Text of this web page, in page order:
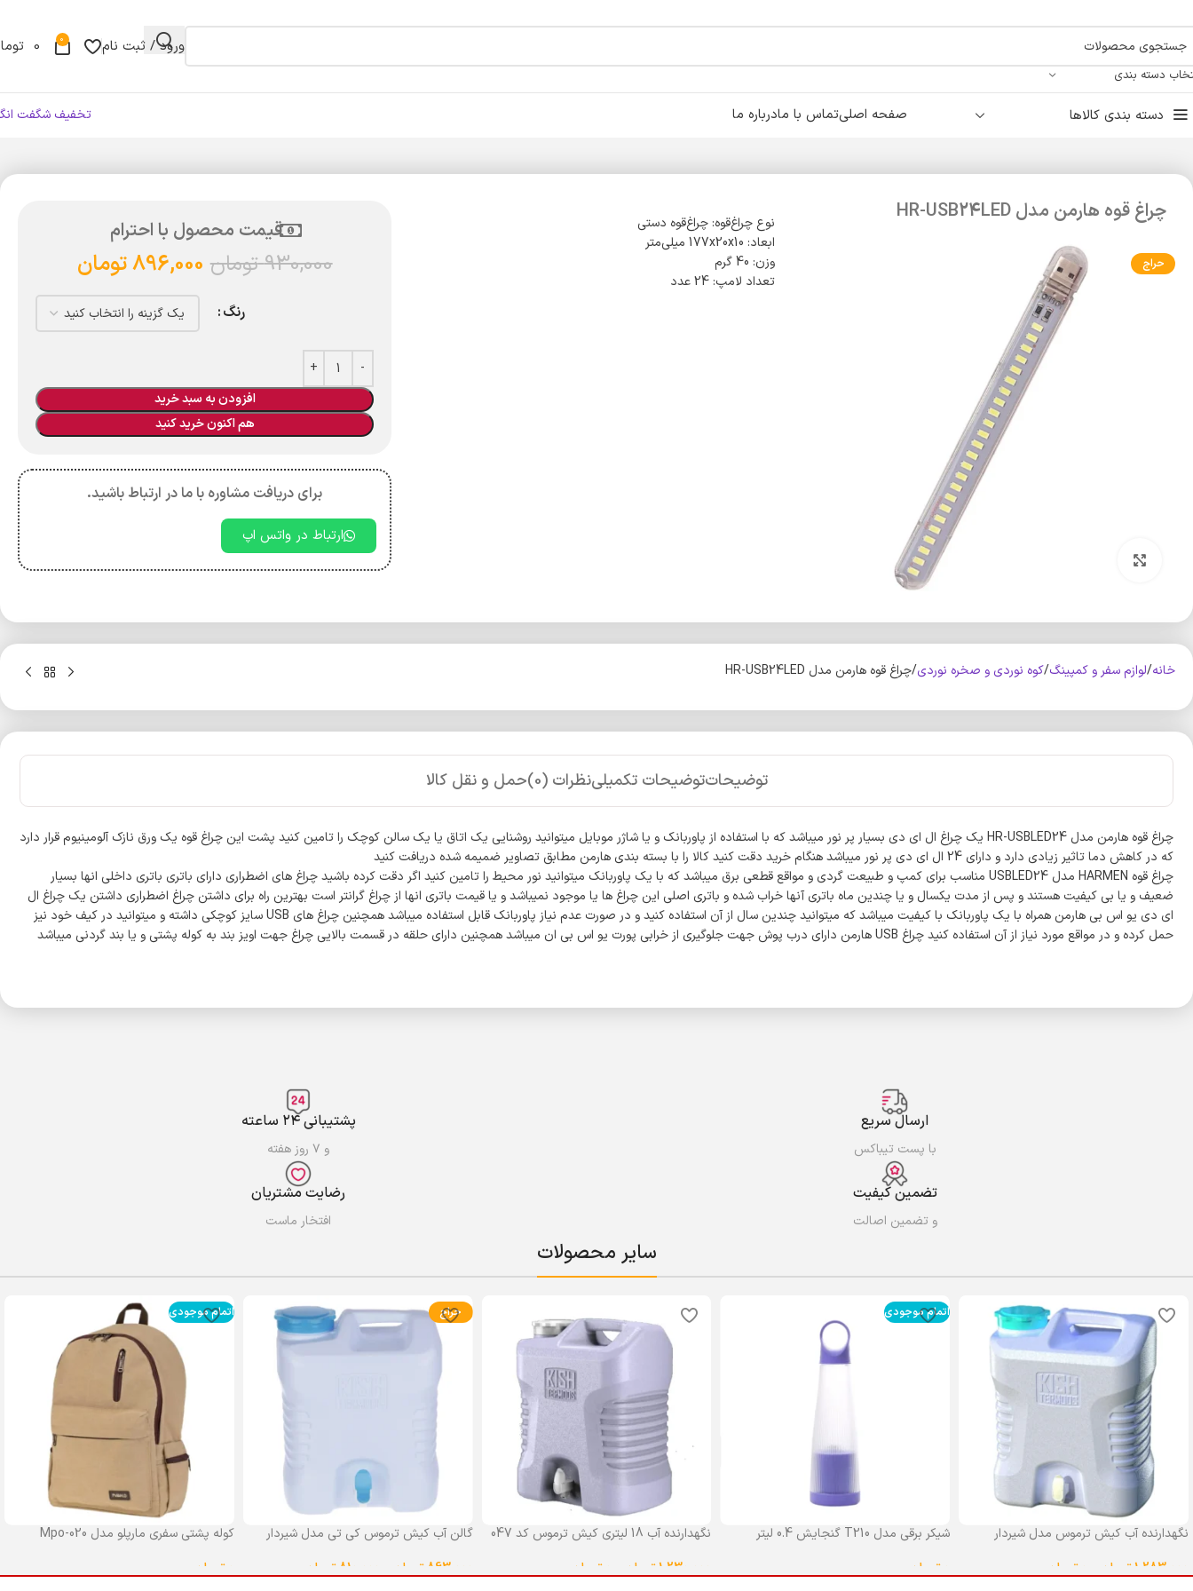
دسته بندی
ورود / ثبت نام 0
0
دسته بندی کالاها صفحه اصلیتماس با مادرباره ما تخفیف شگفت
چراغ قوه هارمن مدل HR-USB24LED
حراج
نوع چراغ‌قوه: چراغ‌قوه دستی
ابعاد: 177x20x10 میلی‌متر
وزن: 40 گرم
تعداد لامپ: 24 عدد
قیمت محصول با احترام
930,000تومان 896,000تومان
رنگ
افزودن به سبد خرید
هم اکنون خرید کنید
برای دریافت مشاوره با ما در ارتباط باشید.
ارتباط در واتس اپ
خانه لوازم سفر و کمپینگ کوه‌ نوردی و صخره نوردی چراغ قوه هارمن مدل HR-USB24LED
توضیحاتتوضیحات تکمیلینظرات (0) حمل و نقل کالا
چراغ قوه هارمن مدل HR-USBLED24 یک چراغ ال ای دی بسیار پر نور میباشد که با استفاده از پاوربانک و یا شاژر موبایل میتوانید روشنایی یک اتاق یا یک سالن کوچک را تامین کنید پشت این چراغ قوه یک ورق نازک آلومینیوم قرار دارد
که در کاهش دما تاثیر زیادی دارد و دارای 24 ال ای دی پر نور میباشد هنگام خرید دقت کنید کالا را با بسته بندی هارمن مطابق تصاویر ضمیمه شده دریافت کنید
چراغ قوه HARMEN مدل USBLED24 مناسب برای کمپ و طبیعت گردی و مواقع قطعی برق میباشد که با یک پاوربانک میتوانید نور محیط را تامین کنید اگر دقت کرده باشید چراغ های اضطراری دارای باتری باتری داخلی انها بسیار
ضعیف و یا بی کیفیت هستند و پس از مدت یکسال و یا چندین ماه باتری آنها خراب شده و باتری اصلی این چراغ ها یا موجود نمیباشد و یا قیمت باتری انها از چراغ گرانتر است بهترین راه برای داشتن چراغ اضطراری داشتن یک چراغ ال
ای دی یو اس بی هارمن همراه با یک پاوربانک با کیفیت میباشد که میتوانید چندین سال از آن استفاده کنید و در صورت عدم نیاز پاوربانک قابل استفاده میباشد همچنین چراغ های USB سایز کوچکی داشته و میتوانید در کیف خود نیز
حمل کرده و در مواقع مورد نیاز از آن استفاده کنید چراغ USB هارمن دارای درب پوش جهت جلوگیری از خرابی پورت یو اس بی ان میباشد همچنین دارای حلقه در قسمت بالایی چراغ جهت اویز بند به کوله پشتی و یا بند گردنی میباشد
ارسال سریع
با پست تیباکس
پشتیبانی ۲۴ ساعته
و ۷ روز هفته
تضمین کیفیت
و تضمین اصالت
رضایت مشتریان
افتخار ماست
سایر محصولات
نگهدارنده آب کیش ترموس مدل شیردار
1,283,000تومان تومان
اتمام موجودی
شیکر برقی مدل T210 گنجایش 0.4 لیتر
تومان
نگهدارنده آب 18 لیتری کیش ترموس کد 047
1,230,000تومان تومان
حراج
گالن آب کیش ترموس کی تی مدل شیردار
863,000 تومان 810,000 تومان
اتمام موجودی
کوله پشتی سفری مارپلو مدل Mpo-020
تومان